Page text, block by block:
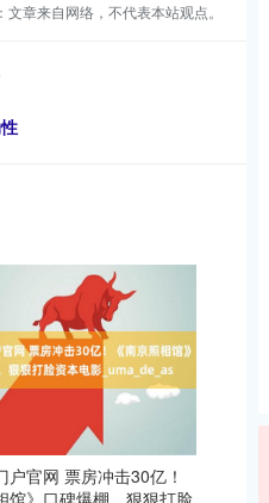
章来自网络，不代表本站观点。
户官网 票房冲击30亿！
馆》口碑爆棚，狠狠打脸